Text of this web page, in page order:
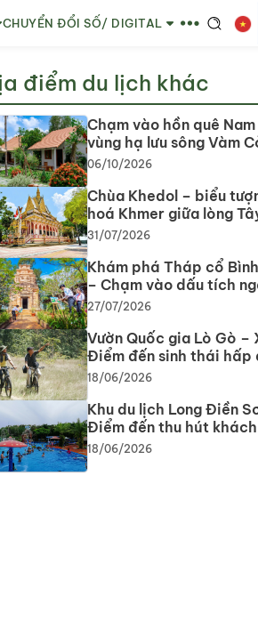
CHUYỂN ĐỔI SỐ/ DIGITAL
điểm du lịch khác
Chạm vào hồn quê
vùng hạ lưu sông Vàm
06/10/2026
Chùa Khedol – biểu
hoá Khmer giữa lòng
31/07/2026
Khám phá Tháp cổ
– Chạm vào dấu tích
27/07/2026
Vườn Quốc gia Lò Gò –
Điểm đến sinh thái hấp
du lịch Tây Ninh
18/06/2026
Khu du lịch Long Điền
Điểm đến thu hút
trong những ngày hè
18/06/2026